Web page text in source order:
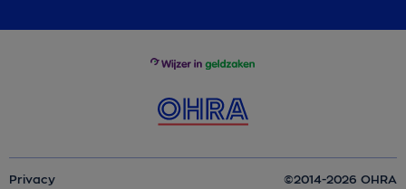
Privacy ©2014-2026 OHRA